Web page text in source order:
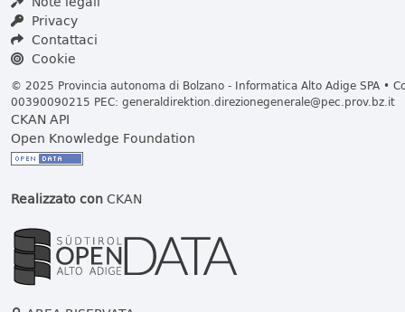
Privacy
Contattaci
Cookie
© 2025 Provincia autonoma di Bolzano - Informatica Alto Adige SPA •
00390090215 PEC: generaldirektion.direzionegenerale@pec.prov.bz.it
CKAN API
Open Knowledge Foundation
Realizzato conCKAN